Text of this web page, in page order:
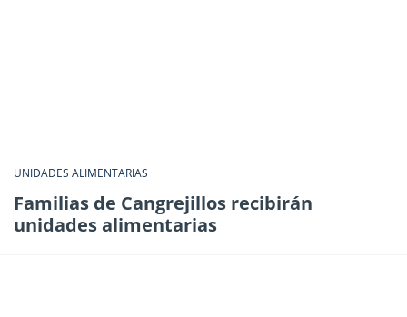
UNIDADES ALIMENTARIAS
Familias de Cangrejillos recibirán
unidades alimentarias